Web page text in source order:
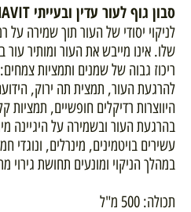
סבון גוף לעור עדין ובעייתי SHAVIT
לניקוי יסודי של העור תוך שמירה
שלו. אינו מייבש את העור ומותיר
ריכוז גבוה של שמנים ותמציות
להרגעת העור, תמצית תה ירוק,
היווצרות רדיקלים חופשיים, תמציות
בהרגעת העור ובשמירה על היגיינה
עשירים בויטמינים, מינרלים, ונוגדי
במהלך הניקוי ומונעים תחושת גירוי
תכולה: 500 מ"ל